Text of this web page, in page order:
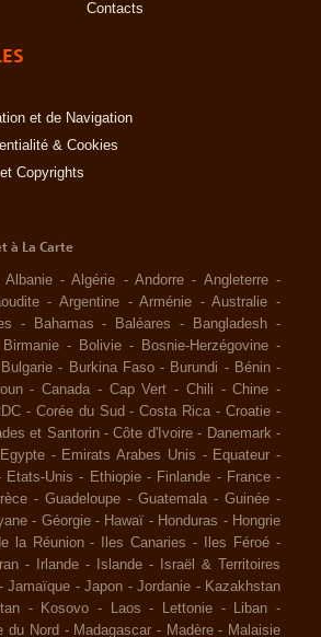
Contacts
et de Navigation
& Cookies
Copyrights
à La Carte
Albanie -Algérie -Andorre - Angleterre -
-Argentine -Arménie -Australie -
- Bahamas - Baléares - Bangladesh -
Birmanie - Bolivie - Bosnie-Herzégovine -
Bulgarie - Burkina Faso - Burundi - Bénin -
- Canada - Cap Vert - Chili -Chine -
- Corée du Sud -Costa Rica -Croatie -
et Santorin -Côte d'Ivoire - Danemark -
Egypte - Emirats Arabes Unis - Equateur -
Etats-Unis - Ethiopie - Finlande - France -
- Guadeloupe - Guatemala - Guinée -
- Géorgie - Hawaï - Honduras - Hongrie
la Réunion - Iles Canaries - Iles Féroé -
Iran - Irlande - Islande -
Israël & Territoires
- Jamaïque - Japon - Jordanie - Kazakhstan
- Kosovo - Laos - Lettonie - Liban -
du Nord - Madagascar - Madère - Malaisie